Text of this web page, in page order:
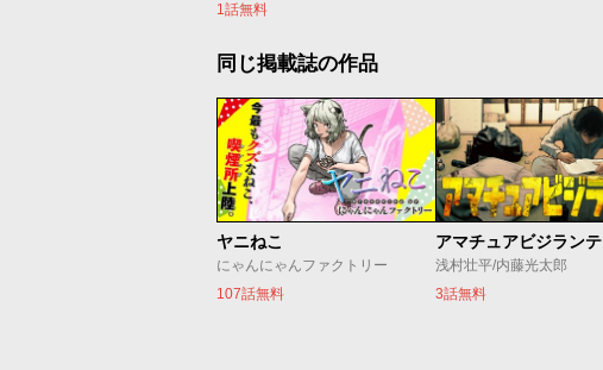
1話無料
同じ掲載誌の作品
ヤニねこ
にゃんにゃんファクトリー
107話無料
アマチュアビジランテ
浅村壮平/内藤光太郎
3話無料